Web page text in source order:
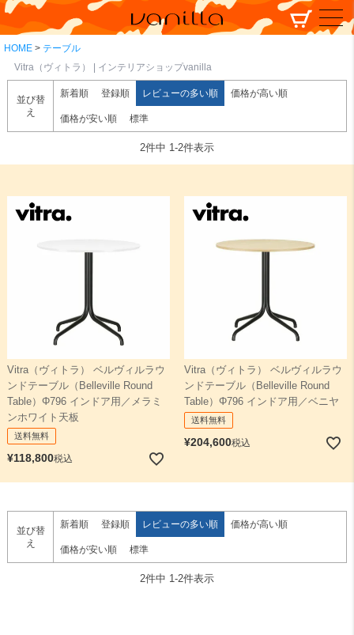
HOME
テーブル
Vitra（ヴィトラ） | インテリアショップvanilla
検索
並び替
え
新着順 登録順 レビューの多い順 価格が高い順
価格が安い順 標準
2件中 1-2件表示
Vitra（ヴィトラ） ベルヴィルラウ
ンドテーブル（Belleville Round
Table）Φ796 インドア用／メラミ
ンホワイト天板
送料無料
¥118,800税込
Vitra（ヴィトラ） ベルヴィルラウ
ンドテーブル（Belleville Round
Table）Φ796 インドア用／ベニヤ
送料無料
¥204,600税込
並び替
え
新着順 登録順 レビューの多い順 価格が高い順
価格が安い順 標準
2件中 1-2件表示